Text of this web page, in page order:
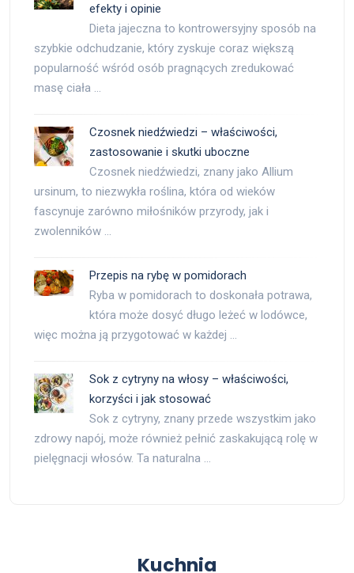
efekty i opinie
Dieta jajeczna to kontrowersyjny sposób na
szybkie odchudzanie, który zyskuje coraz większą
popularność wśród osób pragnących zredukować
masę ciała …
Czosnek niedźwiedzi – właściwości,
zastosowanie i skutki uboczne
Czosnek niedźwiedzi, znany jako Allium
ursinum, to niezwykła roślina, która od wieków
fascynuje zarówno miłośników przyrody, jak i
zwolenników …
Przepis na rybę w pomidorach
Ryba w pomidorach to doskonała potrawa,
która może dosyć długo leżeć w lodówce,
więc można ją przygotować w każdej …
Sok z cytryny na włosy – właściwości,
korzyści i jak stosować
Sok z cytryny, znany przede wszystkim jako
zdrowy napój, może również pełnić zaskakującą rolę w
pielęgnacji włosów. Ta naturalna …
Kuchnia